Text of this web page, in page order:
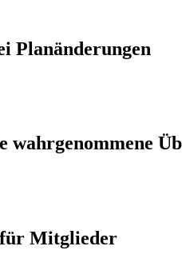
Planänderungen
wahrgenommene
Mitglieder